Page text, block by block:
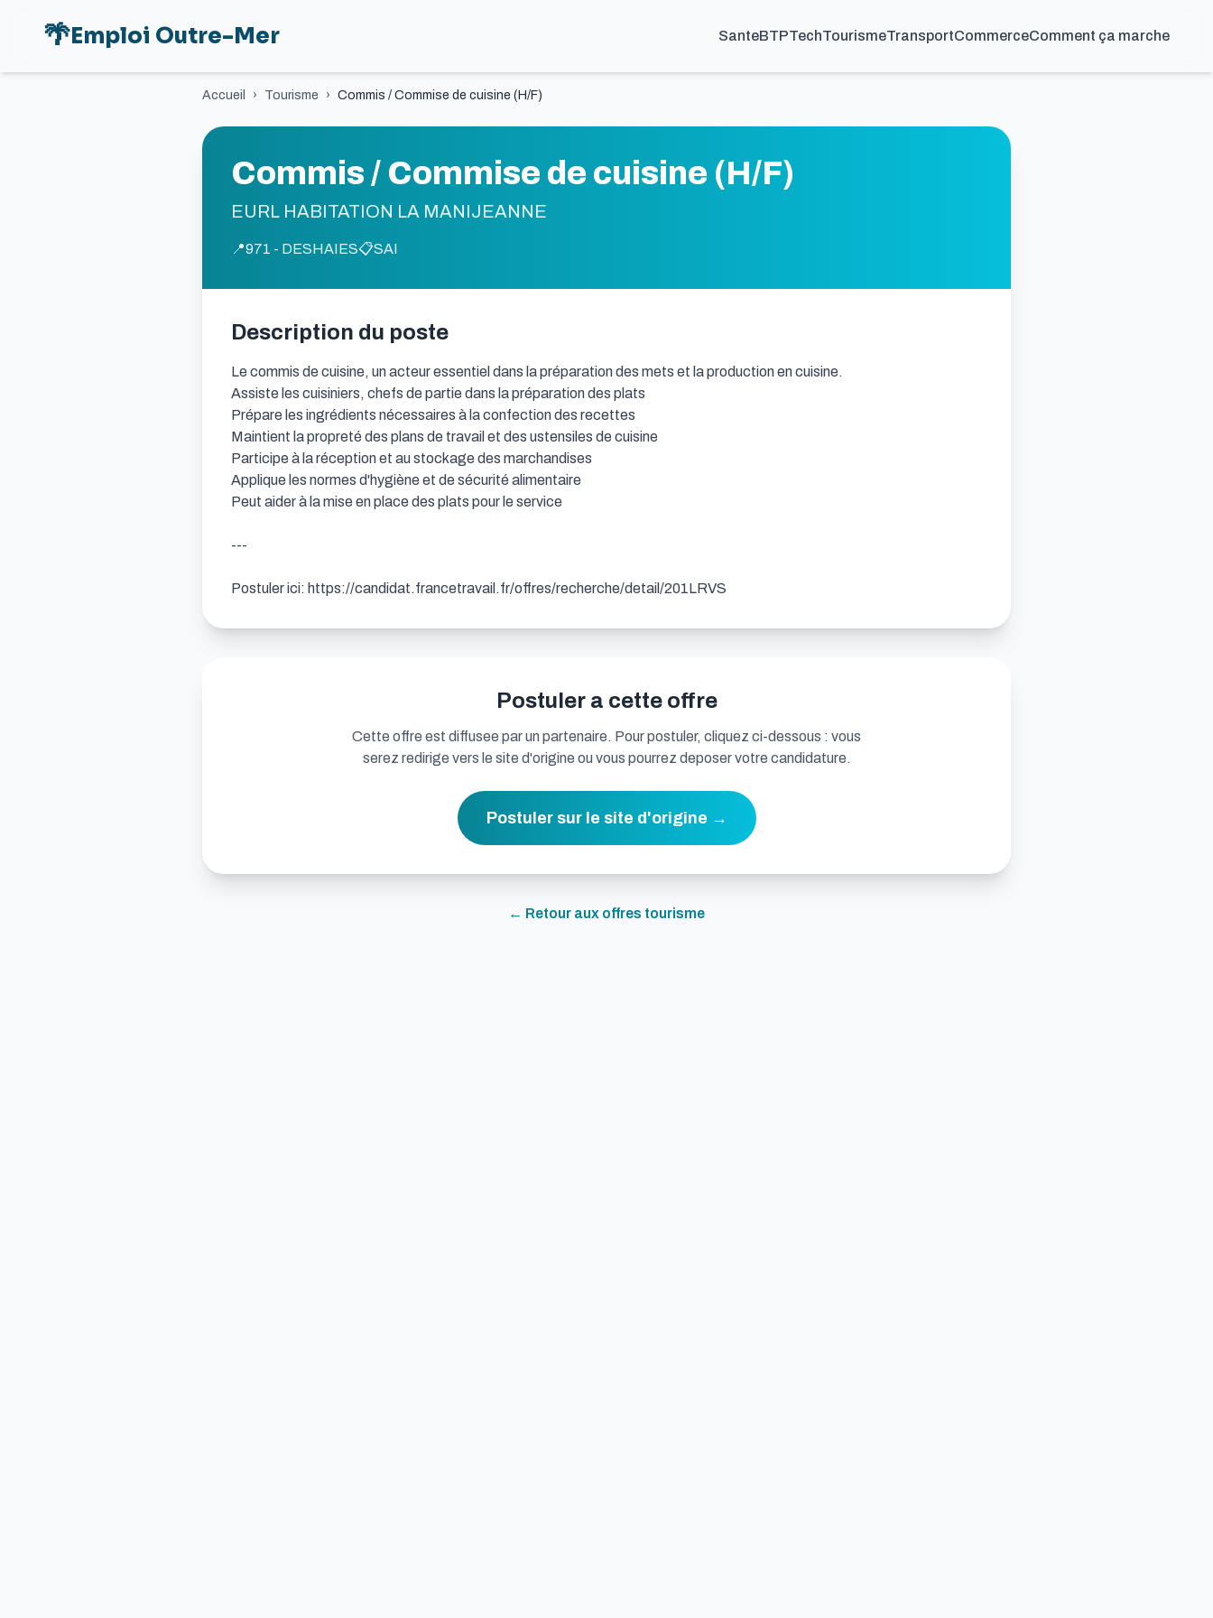
🌴Emploi Outre-Mer SanteBTPTechTourismeTransportCommerceComment ça marche
Accueil › Tourisme › Commis / Commise de cuisine (H/F)
Commis / Commise de cuisine (H/F)
EURL HABITATION LA MANIJEANNE
📍971 - DESHAIES📋SAI
Description du poste
Le commis de cuisine, un acteur essentiel dans la préparation des mets et la production en cuisine.
Assiste les cuisiniers, chefs de partie dans la préparation des plats
Prépare les ingrédients nécessaires à la confection des recettes
Maintient la propreté des plans de travail et des ustensiles de cuisine
Participe à la réception et au stockage des marchandises
Applique les normes d'hygiène et de sécurité alimentaire
Peut aider à la mise en place des plats pour le service
---
Postuler ici: https://candidat.francetravail.fr/offres/recherche/detail/201LRVS
Postuler a cette offre
Cette offre est diffusee par un partenaire. Pour postuler, cliquez ci-dessous : vous
serez redirige vers le site d'origine ou vous pourrez deposer votre candidature.
Postuler sur le site d'origine →
← Retour aux offres tourisme